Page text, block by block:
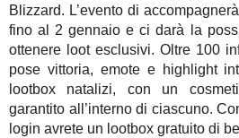
Blizzard. L’evento di
fino al 2 gennaio e ci darà la
ottenere loot esclusivi. Oltre 100
pose vittoria, emote e highlight
lootbox natalizi, con un
garantito all’interno di ciascuno.
login avrete un lootbox gratuito di